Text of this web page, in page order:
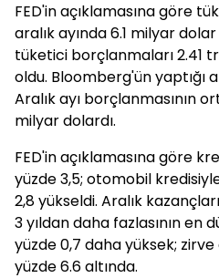
FED'in açıklamasına göre
aralık ayında 6.1 milyar
tüketici borçlanmaları 2.41
oldu. Bloomberg'ün yaptığı
Aralık ayı borçlanmasının
milyar dolardı.
FED'in açıklamasına göre
yüzde 3,5; otomobil
2,8 yükseldi. Aralık
3 yıldan daha fazlasının en
yüzde 0,7 daha yüksek;
yüzde 6.6 altında.